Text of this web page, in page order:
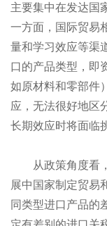
主要集中在发达国
一方面，国际贸易
量和学习效应等渠
口的产品类型，即
如原材料和零部件
应，无法很好地区
长期效应时将面临
从政策角度看，
展中国家制定贸易
同类型进口产品的